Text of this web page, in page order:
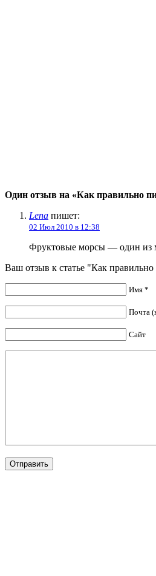
Один отзыв на «Как правильно
Lena пишет:
02 Июл 2010 в 12:38
Фруктовые морсы — один из
Ваш отзыв к статье "Как правильно
Имя *
Почта
Сайт